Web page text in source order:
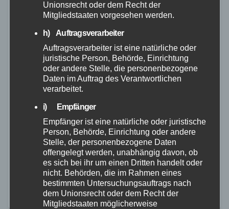
ALLGEMEIN POLIZEI
TÜV-Verband begrüßt Empfehlungen
des Verkehrsgerichtstags
27. JAN. 2023
Promillegrenze für E-Scooter-Fahrende soll bleiben.
Technischer Zugang zu Fahrzeugdaten soll
standardisiert werden - TÜV-Verband empfiehlt die
Einrichtung eines 'TrustCenters'. Verkehrsgerichtstag
setzt klares Zeichen für die Verkehrssicherheit.
Unionsrecht oder dem Recht der
Mitgliedstaaten vorgesehen werden.
h) Auftragsverarbeiter
Auftragsverarbeiter ist eine natürliche oder
juristische Person, Behörde, Einrichtung
oder andere Stelle, die personenbezogene
Daten im Auftrag des Verantwortlichen
verarbeitet.
i) Empfänger
Empfänger ist eine natürliche oder juristische
Person, Behörde, Einrichtung oder andere
Stelle, der personenbezogene Daten
offengelegt werden, unabhängig davon, ob
es sich bei ihr um einen Dritten handelt oder
nicht. Behörden, die im Rahmen eines
bestimmten Untersuchungsauftrags nach
dem Unionsrecht oder dem Recht der
Mitgliedstaaten möglicherweise